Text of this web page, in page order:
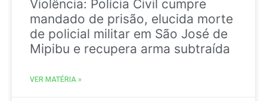
Violência: Polícia Civil cumpre
mandado de prisão, elucida morte
de policial militar em São José de
Mipibu e recupera arma subtraída
VER MATÉRIA »